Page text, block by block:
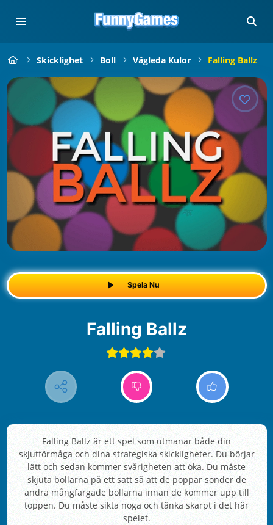
Skicklighet Boll Vägleda Kulor Falling Ballz
Spela Nu
Falling Ballz
Falling Ballz är ett spel som utmanar både din
skjutförmåga och dina strategiska skickligheter. Du börjar
lätt och sedan kommer svårigheten att öka. Du måste
skjuta bollarna på ett sätt så att de poppar sönder de
andra mångfärgade bollarna innan de kommer upp till
toppen. Du måste sikta noga och tänka skarpt i det här
spelet.